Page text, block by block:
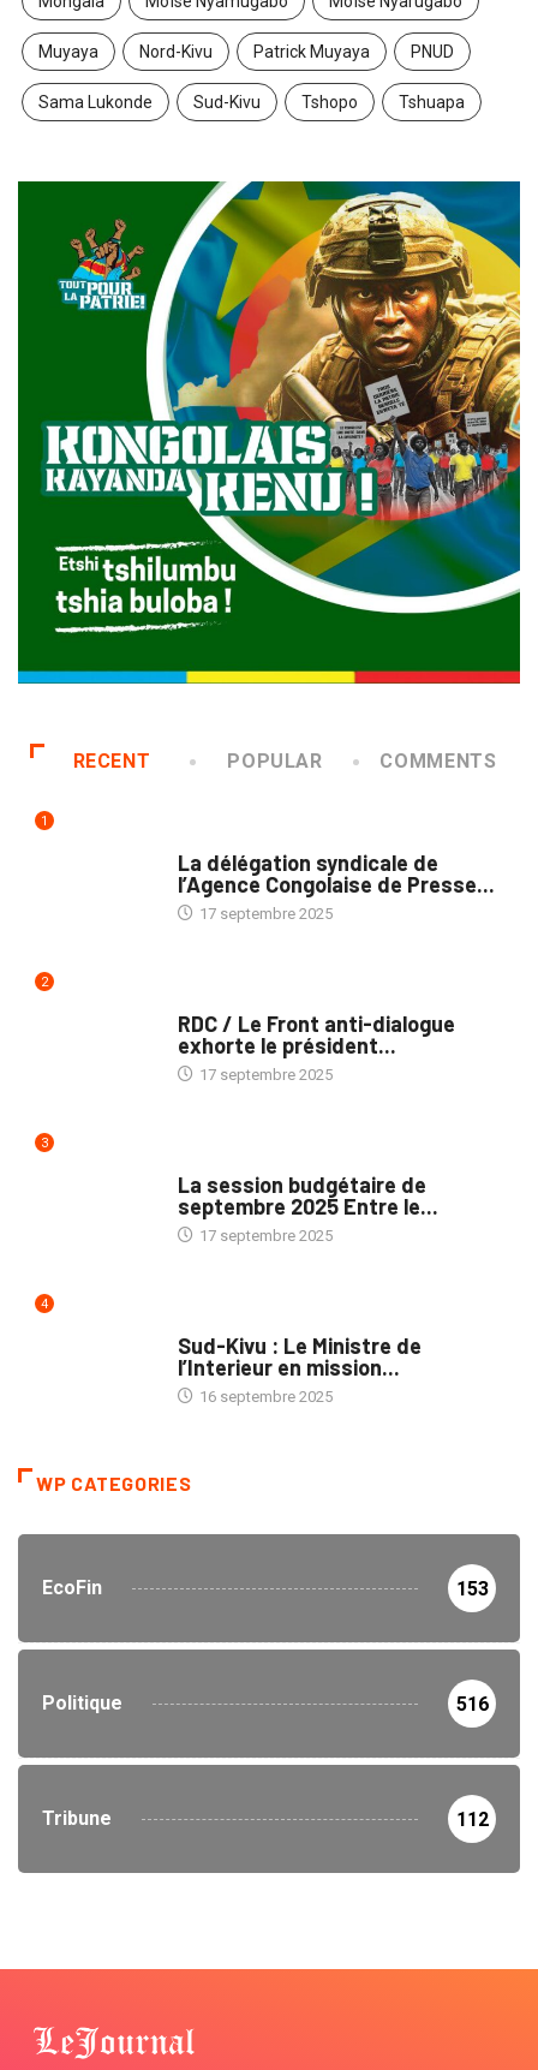
Muyaya Nord-Kivu Patrick Muyaya PNUD
Sama Lukonde Sud-Kivu Tshopo Tshuapa
RECENT POPULAR COMMENTS
1
La délégation syndicale de
l’Agence Congolaise de Presse...
17 septembre 2025
2
RDC / Le Front anti-dialogue
exhorte le président...
17 septembre 2025
3
La session budgétaire de
septembre 2025 Entre le...
17 septembre 2025
4
Sud-Kivu : Le Ministre de
l’Interieur en mission...
16 septembre 2025
WP CATEGORIES
EcoFin 153
Politique 516
Tribune 112